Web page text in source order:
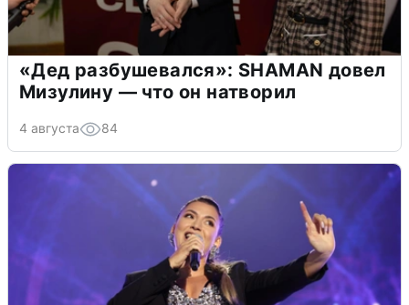
«Дед разбушевался»: SHAMAN довел
Мизулину — что он натворил
4 августа 84